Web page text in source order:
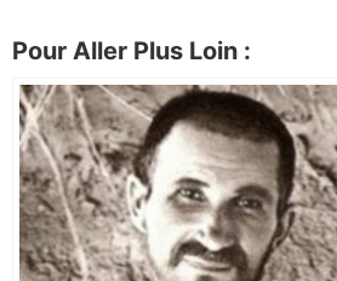
Pour Aller Plus Loin :